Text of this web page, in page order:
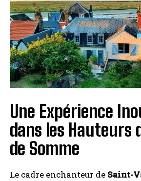
Une Expérience
dans les Hauteurs
de Somme
Le cadre enchanteur de Saint-